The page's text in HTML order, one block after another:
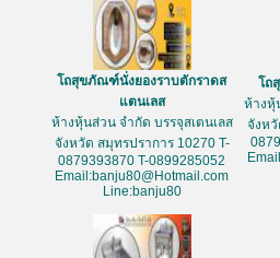
โถสุขภัณฑ์นั่งยองราบตักราดส
แตนเลส
ห้างหุ้นส่วน จำกัด บรรจุสเตนเลส
จังหวัด สมุทรปราการ 10270 T-
0879393870 T-0899285052
Email:banju80@Hotmail.com
Line:banju80
โถ
ห้างหุ้
จังห